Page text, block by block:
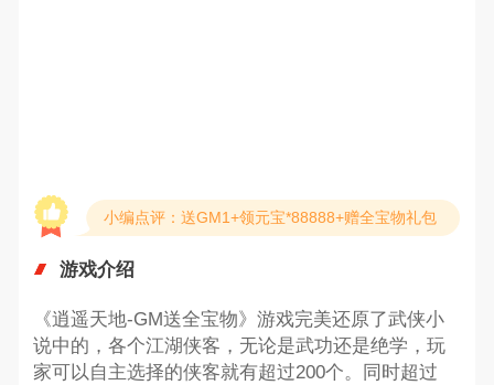
小编点评：送GM1+领元宝*88888+赠全宝物礼包
游戏介绍
《逍遥天地-GM送全宝物》游戏完美还原了武侠小
说中的，各个江湖侠客，无论是武功还是绝学，玩
家可以自主选择的侠客就有超过200个。同时超过